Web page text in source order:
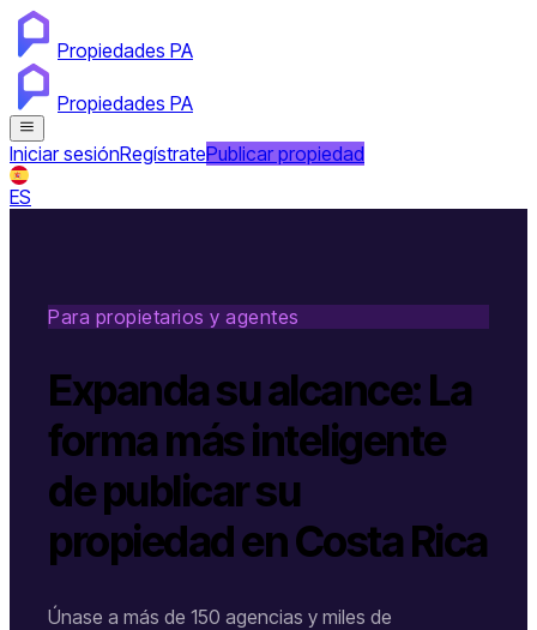
Propiedades PA
Propiedades PA
Iniciar sesiónRegístratePublicar propiedad
ES
Para propietarios y agentes
Expanda su alcance: La
forma más inteligente
de publicar su
propiedad en Costa Rica
Únase a más de 150 agencias y miles de